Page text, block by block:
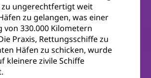
zu ungerechtfertigt weit
zu gelangen, was einer
von 330.000 Kilometern
Praxis, Rettungsschiffe zu
Häfen zu schicken, wurde
kleinere zivile Schiffe